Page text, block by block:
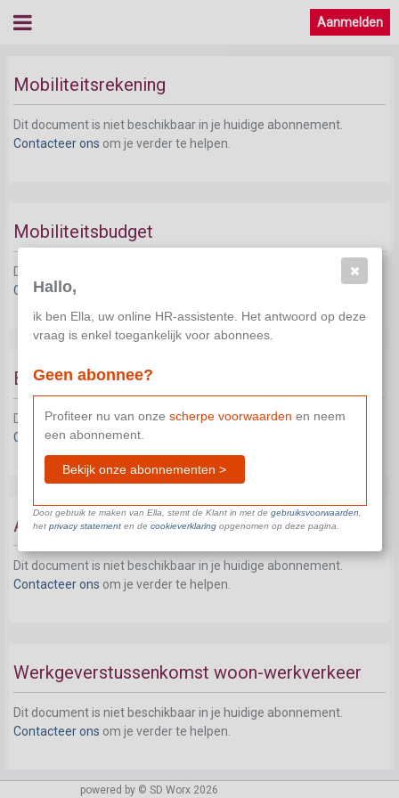
Aanmelden
Mobiliteitsrekening
Dit document is niet beschikbaar in je huidige abonnement.
Contacteer ons om je verder te helpen.
Mobiliteitsbudget
Dit document is niet beschikbaar in je huidige abonnement.
Contacteer ons
Bewaring van gegevens
Dit document is niet beschikbaar in je huidige abonnement.
Contacteer onsom je verder te helpen.
Arbeidsrechtelijk statuut
Dit document is niet beschikbaar in je huidige abonnement.
Contacteer ons om je verder te helpen.
Werkgeverstussenkomst woon-werkverkeer
Dit document is niet beschikbaar in je huidige abonnement.
Contacteer ons om je verder te helpen.
powered by © SD Worx 2026
Hallo,
ik ben Ella, uw online HR-assistente. Het antwoord op deze
vraag is enkel toegankelijk voor abonnees.
Geen abonnee?
Profiteer nu van onze scherpe voorwaarden en neem
een abonnement.
Bekijk onze abonnementen >
Door gebruik te maken van Ella, stemt de Klant in met de gebruiksvoorwaarden
het privacy statementen de cookieverklaringopgenomen op deze pagina.